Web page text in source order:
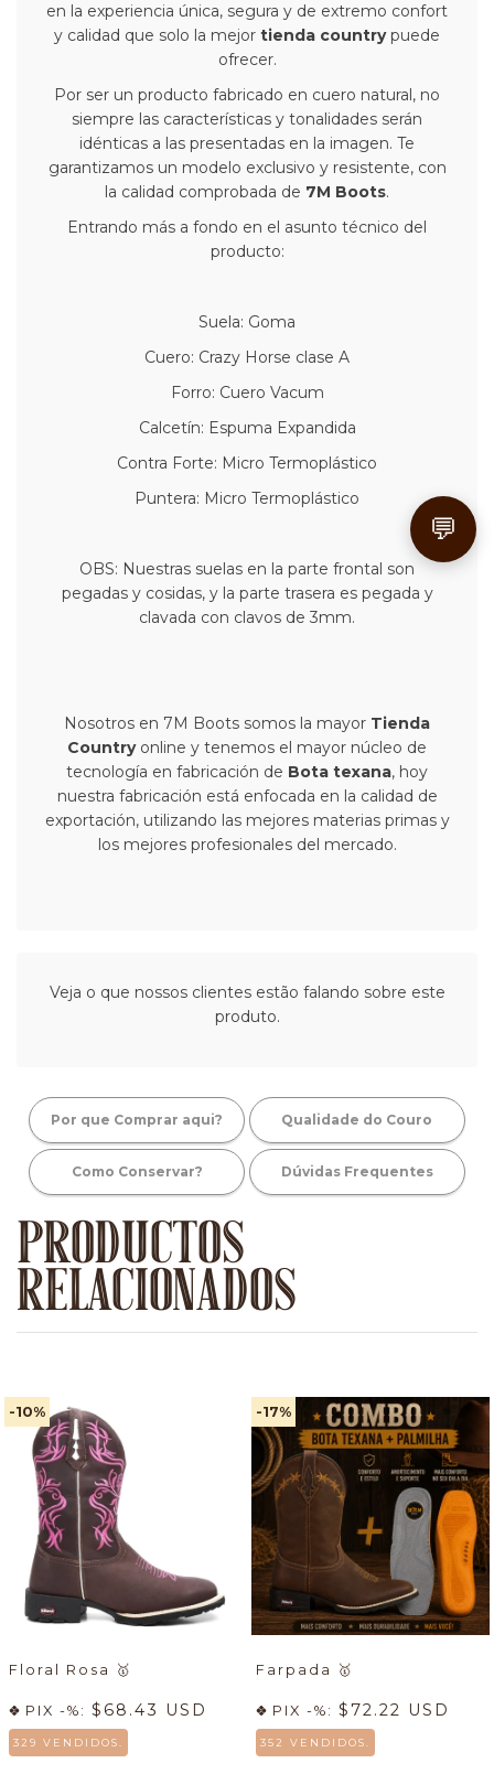
en la experiencia única, segura y de extremo confort
y calidad que solo la mejor tienda countrypuede
ofrecer.
Por ser un producto fabricado en cuero natural, no
siempre las características y tonalidades serán
idénticas a las presentadas en la imagen. Te
garantizamos un modelo exclusivo y resistente, con
la calidad comprobada de 7M Boots.
Entrando más a fondo en el asunto técnico del
producto:
Suela: Goma
Cuero: Crazy Horse clase A
Forro: Cuero Vacum
Calcetín: Espuma Expandida
Contra Forte: Micro Termoplástico
Puntera: Micro Termoplástico
OBS: Nuestras suelas en la parte frontal son
pegadas y cosidas, y la parte trasera es pegada y
clavada con clavos de 3mm.
Nosotros en 7M Boots somos la mayor Tienda
Countryonline y tenemos el mayor núcleo de
tecnología en fabricación de Bota texana, hoy
nuestra fabricación está enfocada en la calidad de
exportación, utilizando las mejores materias primas y
los mejores profesionales del mercado.
Veja o que nossos clientes estão falando sobre este
produto.
Por que Comprar aqui? Qualidade do Couro
Como Conservar? Dúvidas Frequentes
PRODUCTOS
RELACIONADOS
-10%
Floral Rosa 🥇
PIX -%: $68.43 USD
329 VENDIDOS.
-17%
Farpada 🥇
PIX -%: $72.22 USD
352 VENDIDOS.
💬